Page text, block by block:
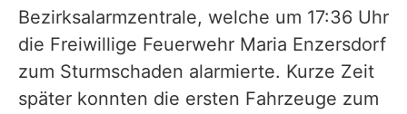
Bezirksalarmzentrale, welche um 17:36 Uhr
die Freiwillige Feuerwehr Maria Enzersdorf
zum Sturmschaden alarmierte. Kurze Zeit
später konnten die ersten Fahrzeuge zum